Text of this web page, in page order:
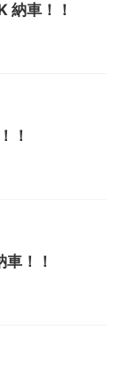
納車！！
！
！！